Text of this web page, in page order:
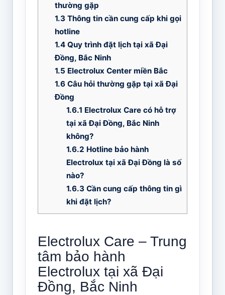
thường gặp
1.3Thông tin cần cung cấp khi gọi
hotline
1.4Quy trình đặt lịch tại xã Đại
Đồng, Bắc Ninh
1.5 Electrolux Center miền Bắc
1.6Câu hỏi thường gặp tại xã Đại
Đồng
1.6.1 Electrolux Care có hỗ trợ
tại xã Đại Đồng, Bắc Ninh
không?
1.6.2 Hotline bảo hành
Electrolux tại xã Đại Đồng là số
nào?
1.6.3Cần cung cấp thông tin gì
khi đặt lịch?
Electrolux Care – Trung
tâm bảo hành
Electrolux tại xã Đại
Đồng, Bắc Ninh